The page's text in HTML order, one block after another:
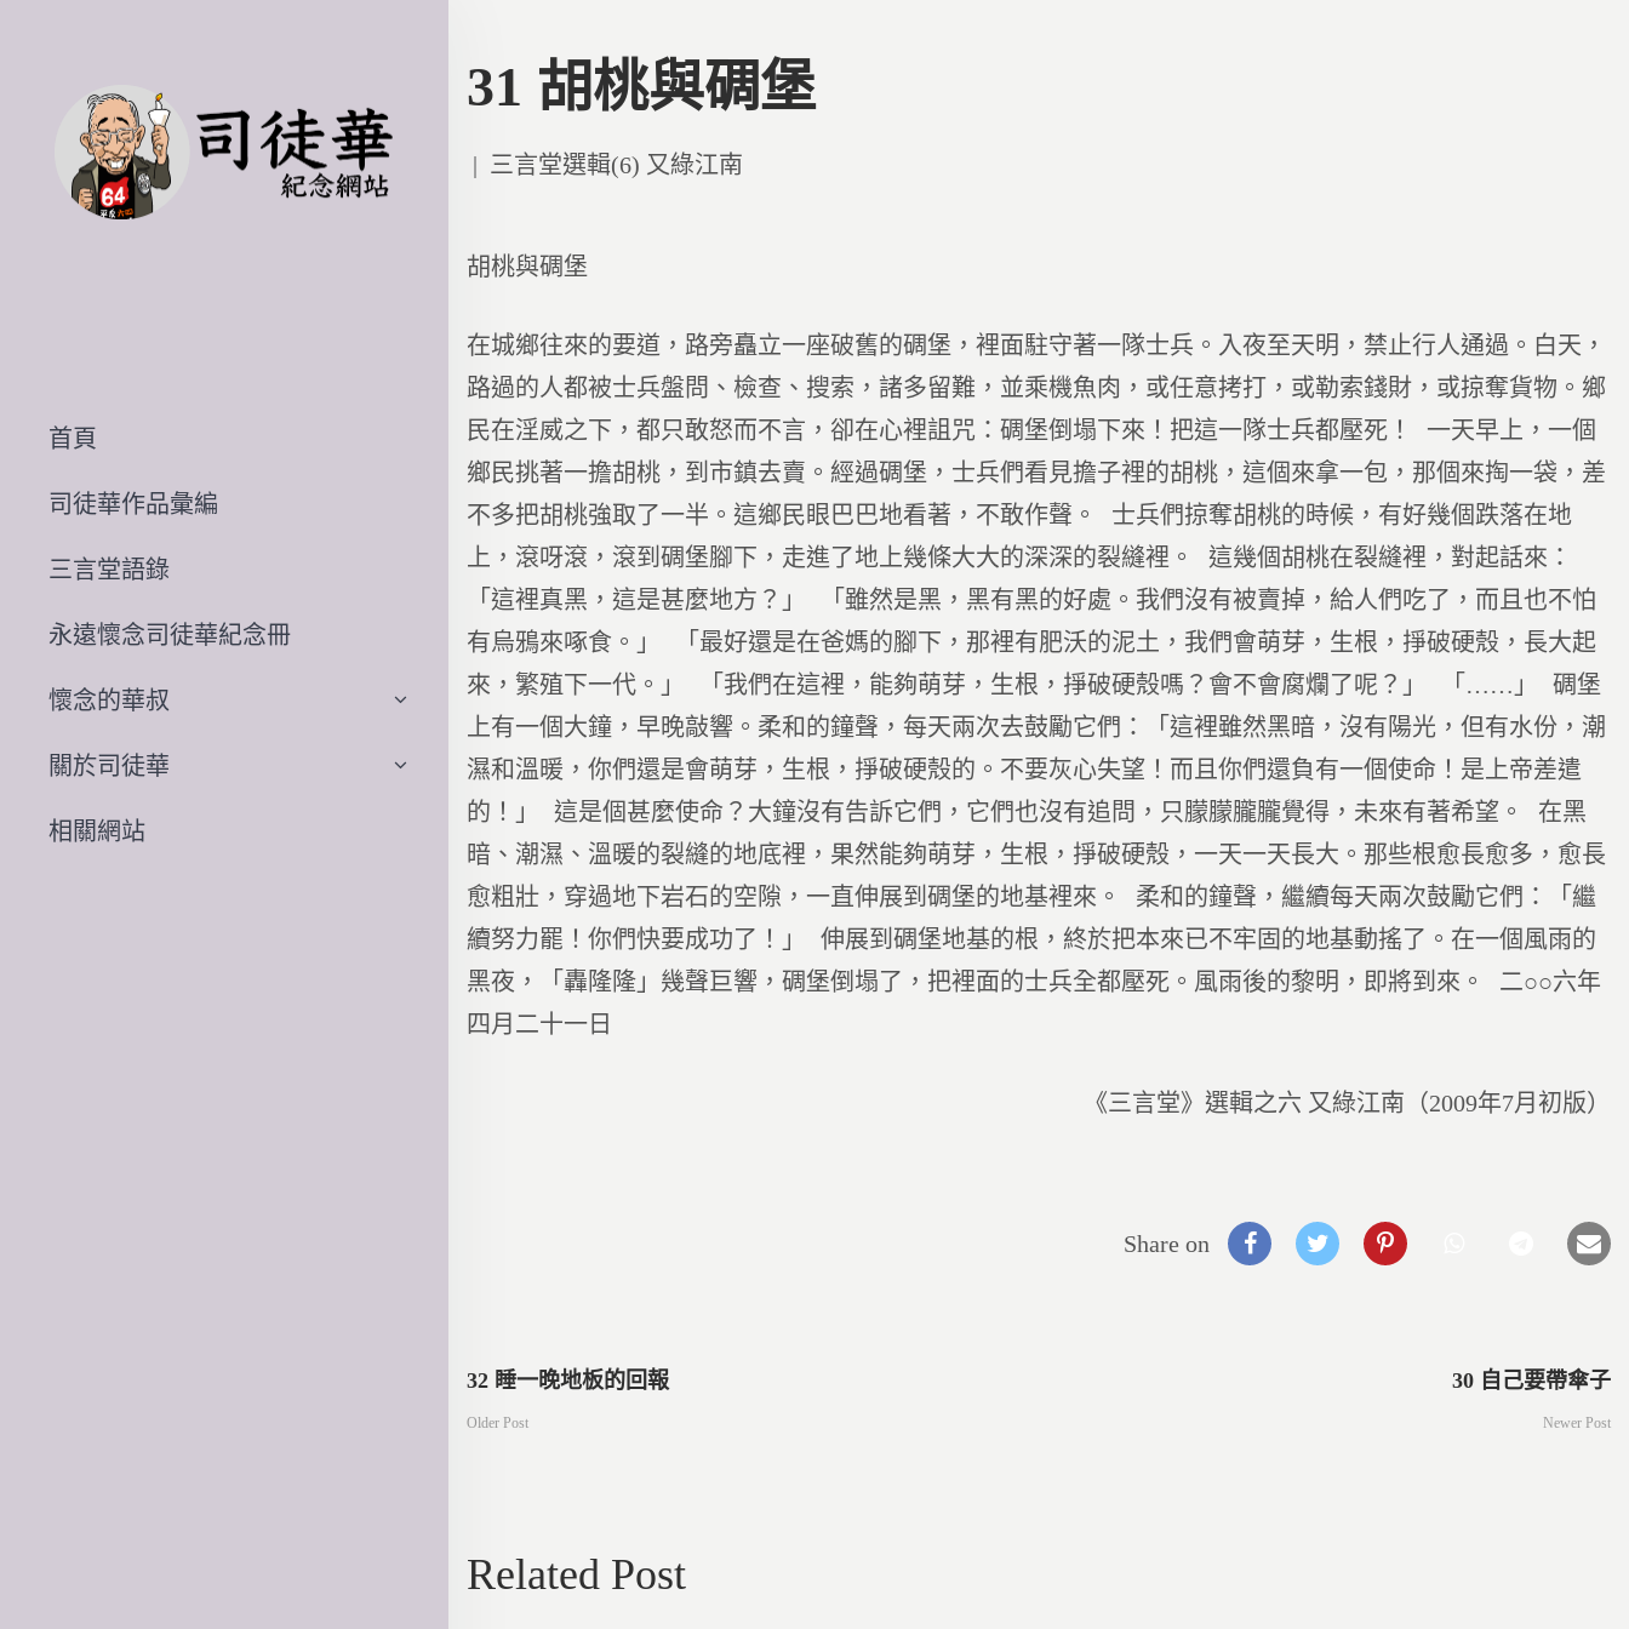
首頁
司徒華作品彙編
三言堂語錄
永遠懷念司徒華紀念冊
懷念的華叔
關於司徒華
相關網站
31 胡桃與碉堡
Posted
三言堂選輯(6) 又綠江南
胡桃與碉堡
在城鄉往來的要道，路旁矗立一座破舊的碉堡，裡面駐守著一隊士兵。入夜至天明，禁止行人通過。白天，
路過的人都被士兵盤問、檢查、搜索，諸多留難，並乘機魚肉，或任意拷打，或勒索錢財，或掠奪貨物。鄉
民在淫威之下，都只敢怒而不言，卻在心裡詛咒：碉堡倒塌下來！把這一隊士兵都壓死！ 一天早上，一個
鄉民挑著一擔胡桃，到市鎮去賣。經過碉堡，士兵們看見擔子裡的胡桃，這個來拿一包，那個來掏一袋，差
不多把胡桃強取了一半。這鄉民眼巴巴地看著，不敢作聲。 士兵們掠奪胡桃的時候，有好幾個跌落在地
上，滾呀滾，滾到碉堡腳下，走進了地上幾條大大的深深的裂縫裡。 這幾個胡桃在裂縫裡，對起話來：
「這裡真黑，這是甚麼地方？」 「雖然是黑，黑有黑的好處。我們沒有被賣掉，給人們吃了，而且也不怕
有烏鴉來啄食。」 「最好還是在爸媽的腳下，那裡有肥沃的泥土，我們會萌芽，生根，掙破硬殼，長大起
來，繁殖下一代。」 「我們在這裡，能夠萌芽，生根，掙破硬殼嗎？會不會腐爛了呢？」 「……」 碉堡
上有一個大鐘，早晚敲響。柔和的鐘聲，每天兩次去鼓勵它們：「這裡雖然黑暗，沒有陽光，但有水份，潮
濕和溫暖，你們還是會萌芽，生根，掙破硬殼的。不要灰心失望！而且你們還負有一個使命！是上帝差遣
的！」 這是個甚麼使命？大鐘沒有告訴它們，它們也沒有追問，只朦朦朧朧覺得，未來有著希望。 在黑
暗、潮濕、溫暖的裂縫的地底裡，果然能夠萌芽，生根，掙破硬殼，一天一天長大。那些根愈長愈多，愈長
愈粗壯，穿過地下岩石的空隙，一直伸展到碉堡的地基裡來。 柔和的鐘聲，繼續每天兩次鼓勵它們：「繼
續努力罷！你們快要成功了！」 伸展到碉堡地基的根，終於把本來已不牢固的地基動搖了。在一個風雨的
黑夜，「轟隆隆」幾聲巨響，碉堡倒塌了，把裡面的士兵全都壓死。風雨後的黎明，即將到來。 二○○六年
四月二十一日
《三言堂》選輯之六 又綠江南（2009年7月初版）
Share on
文
導
32 睡一晚地板的回報
Older Post
30 自己要帶傘子
Newer Post
Related Post